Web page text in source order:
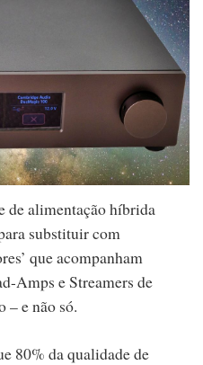
de alimentação híbrida
substituir com
que acompanham
Amps e Streamers de
– e não só.
80% da qualidade de